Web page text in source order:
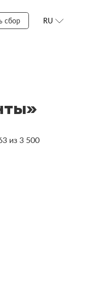
сбор RU
из 3 500